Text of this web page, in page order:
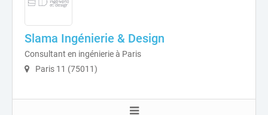
Slama Ingénierie & Design
Consultant en ingénierie à Paris
Paris 11 (75011)